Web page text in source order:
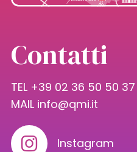
Contatti
TEL +39 02 36 50 50 37
MAIL info@qmi.it
Instagram